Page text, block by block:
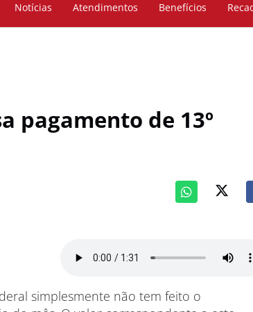
Notícias Atendimentos Benefícios
pagamento de 13º
simplesmente não tem feito o